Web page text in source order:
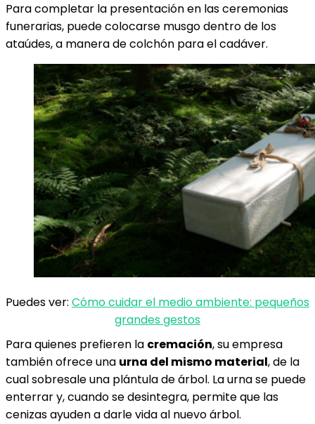
Para completar la presentación en las ceremonias
funerarias, puede colocarse musgo dentro de los
ataúdes, a manera de colchón para el cadáver.
Puedes ver: Cómo cuidar el medio ambiente: pequeños
grandes gestos
Para quienes prefieren la cremación, su empresa
también ofrece una urna del mismo material, de la
cual sobresale una plántula de árbol. La urna se puede
enterrar y, cuando se desintegra, permite que las
cenizas ayuden a darle vida al nuevo árbol.